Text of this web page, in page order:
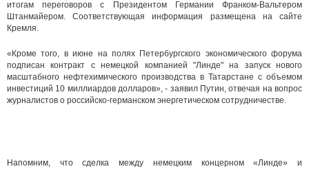
итогам переговоров с Президентом Германии Франком-Вальтером
Штанмайером. Соответствующая информация размещена на сайте
Кремля.
«Кроме того, в июне на полях Петербургского экономического форума
подписан контракт с немецкой компанией "Линде" на запуск нового
масштабного нефтехимического производства в Татарстане с объемом
инвестиций 10 миллиардов долларов», - заявил Путин, отвечая на вопрос
журналистов о российско-германском энергетическом сотрудничестве.
Напомним, что сделка между немецким концерном «Линде» и